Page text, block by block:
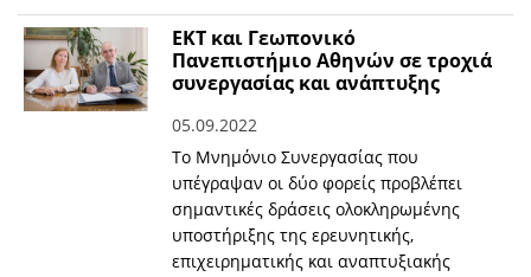
ΕΚΤ και Γεωπονικό
Πανεπιστήμιο Αθηνών σε τροχιά
συνεργασίας και ανάπτυξης
05.09.2022
Το Μνημόνιο Συνεργασίας που
υπέγραψαν οι δύο φορείς προβλέπει
σημαντικές δράσεις ολοκληρωμένης
υποστήριξης της ερευνητικής,
επιχειρηματικής και αναπτυξιακής